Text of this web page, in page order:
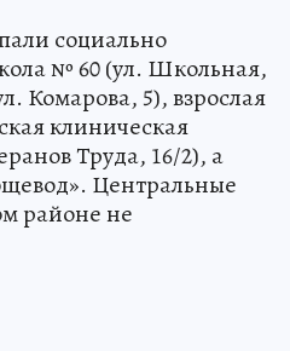
социально
№ 60 (ул. Школьная,
Комарова, 5), взрослая
клиническая
Труда, 16/2), а
Центральные
районе не